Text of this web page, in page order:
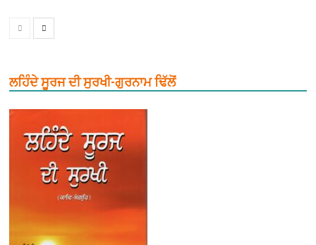
ਲਹਿੰਦੇ ਸੂਰਜ ਦੀ ਸੁਰਖੀ-ਗੁਰਨਾਮ ਢਿੱਲੋਂ